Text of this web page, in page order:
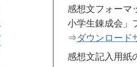
感想文フォーマ
小学生錬成会」
⇒ダウンロード
感想文記入用紙